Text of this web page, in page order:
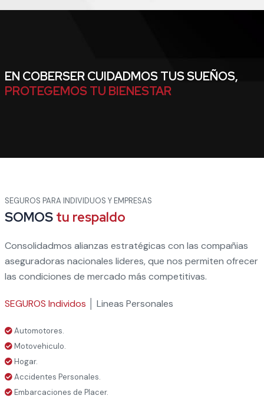
EN COBERSER CUIDADMOS TUS SUEÑOS,
PROTEGEMOS TU BIENESTAR
SEGUROS PARA INDIVIDUOS Y EMPRESAS
SOMOS tu respaldo
Consolidadmos alianzas estratégicas con las compañias
aseguradoras nacionales lideres, que nos permiten ofrecer
las condiciones de mercado más competitivas.
SEGUROS Individos │ Lineas Personales
Automotores.
Motovehiculo.
Hogar.
Accidentes Personales.
Embarcaciones de Placer.